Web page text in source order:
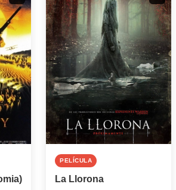
PELÍCULA
La Llorona